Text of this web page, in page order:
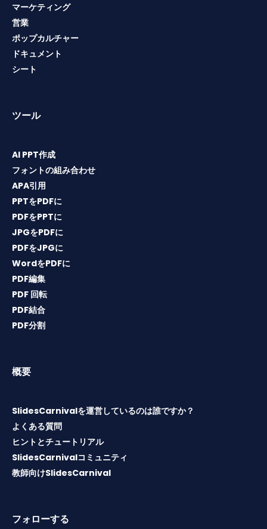
マーケティング
営業
ポップカルチャー
ドキュメント
シート
ツール
AI PPT作成
フォントの組み合わせ
APA引用
PPTをPDFに
PDFをPPTに
JPGをPDFに
PDFをJPGに
WordをPDFに
PDF編集
PDF 回転
PDF結合
PDF分割
概要
SlidesCarnivalを運営しているのは誰ですか？
よくある質問
ヒントとチュートリアル
SlidesCarnivalコミュニティ
教師向けSlidesCarnival
フォローする